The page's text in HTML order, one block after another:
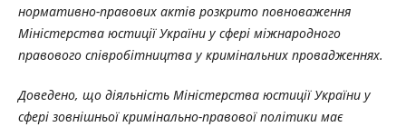
нормативно-правових актів розкрито повноваження
Міністерства юстиції України у сфері міжнародного
правового співробітництва у кримінальних провадженнях.
Доведено, що діяльність Міністерства юстиції України у
сфері зовнішньої кримінально-правової політики має